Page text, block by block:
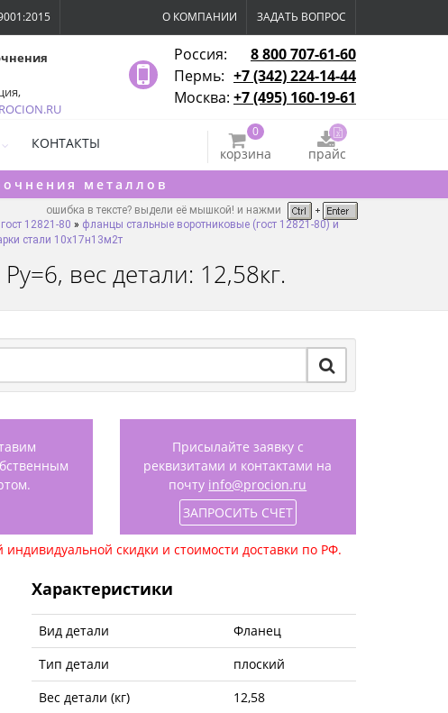
О КОМПАНИИ ЗАДАТЬ ВОПРОС
Россия:
8 800 707-61-60
Пермь: +7 (342) 224-14-44
Москва: +7 (495) 160-19-61
КОНТАКТЫ
0
корзина
прайс
металлов
ошибка в тексте? выдели её мышкой! и нажми
12821-80 » фланцы стальные воротниковые (гост 12821-80) и
стали 10х17н13м2т
вес детали: 12,58кг.
Присылайте заявку с
реквизитами и контактами на
почту info@procion.ru
ЗАПРОСИТЬ СЧЕТ
скидки и стоимости доставки по РФ.
Характеристики
Вид детали
Фланец
Тип детали
плоский
Вес детали (кг)
12,58